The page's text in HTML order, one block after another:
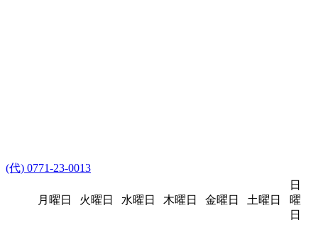
(代) 0771-23-0013
月曜日 火曜日 水曜日 木曜日 金曜日 土曜日
日
曜
日